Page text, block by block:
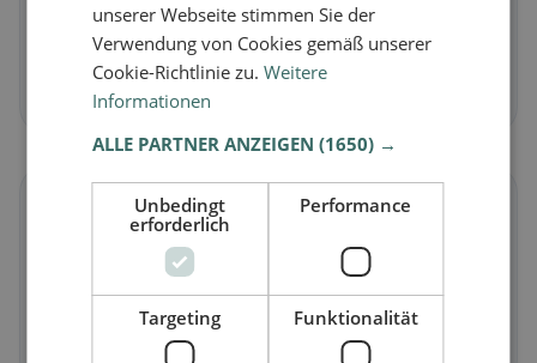
Veganoin Bischoffen
Piatti vegetali e cucina vegana
Scopri ora →
Vegetarianoin Bischoffen
Piatti senza carne e classici vegetariani
unserer Webseite stimmen Sie der
Verwendung von Cookies gemäß unserer
Cookie-Richtlinie zu.Weitere
Informationen
ALLE PARTNER ANZEIGEN(1650) →
Unbedingt
erforderlich
Performance
Targeting Funktionalität